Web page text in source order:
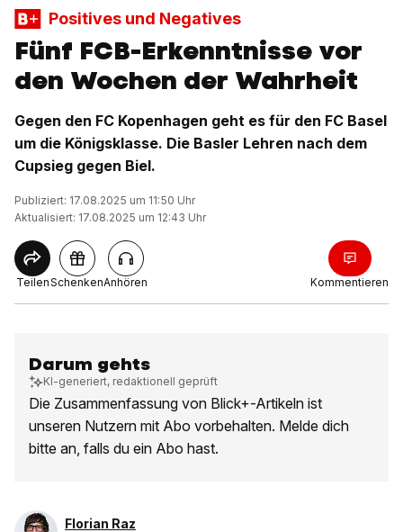
Positives und Negatives
Fünf FCB-Erkenntnisse vor
den Wochen der Wahrheit
Gegen den FC Kopenhagen geht es für den FC Basel
um die Königsklasse. Die Basler Lehren nach dem
Cupsieg gegen Biel.
Publiziert: 17.08.2025 um 11:50 Uhr
Aktualisiert: 17.08.2025 um 12:43 Uhr
TeilenSchenkenAnhören Kommentieren
Darum gehts
KI-generiert, redaktionell geprüft
Die Zusammenfassung von Blick+-Artikeln ist
unseren Nutzern mit Abo vorbehalten. Melde dich
bitte an, falls du ein Abo hast.
Florian Raz